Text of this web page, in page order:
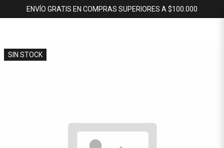
ENVÍO GRATIS EN COMPRAS SUPERIORES A $100.000
SIN STOCK